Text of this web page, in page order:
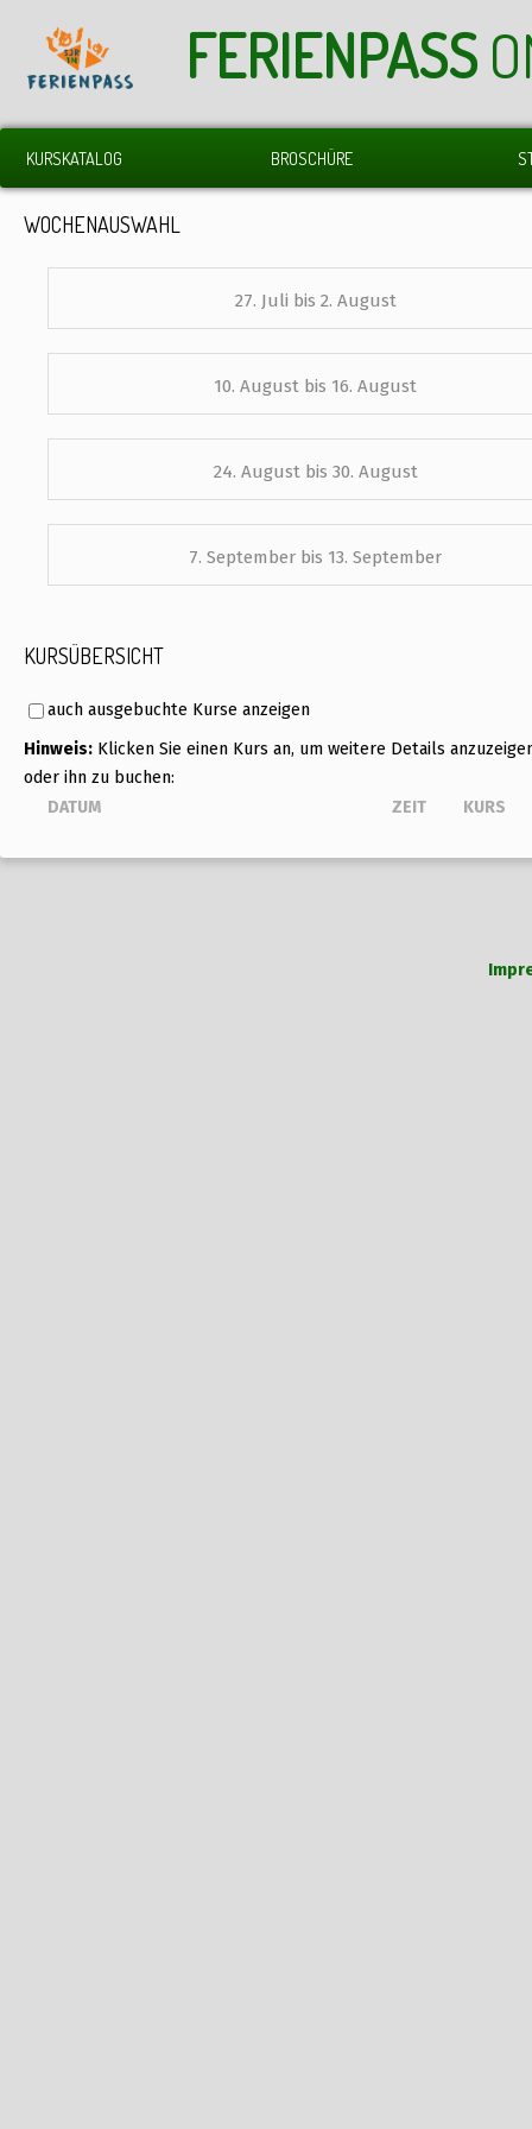
FERIENPASS
KURSKATALOG BROSCHÜRE
WOCHENAUSWAHL
27. Juli bis 2. August
10. August bis 16. August
24. August bis 30. August
7. September bis 13. September
KURSÜBERSICHT
auch ausgebuchte Kurse anzeigen
Hinweis: Klicken Sie einen Kurs an, um weitere Details
oder ihn zu buchen:
DATUM
ZEIT KURS